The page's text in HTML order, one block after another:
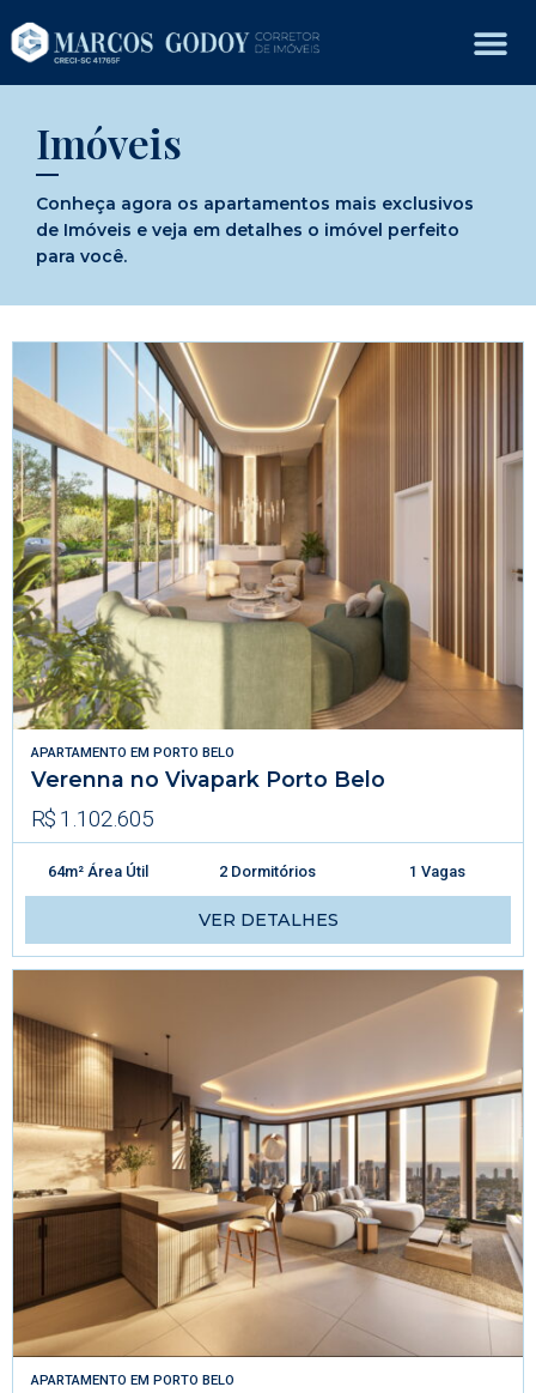
Imóveis
Conheça agora os apartamentos mais exclusivos
de Imóveis e veja em detalhes o imóvel perfeito
para você.
APARTAMENTO EM PORTO BELO
Verenna no Vivapark Porto Belo
R$ 1.102.605
64m² Área Útil 2 Dormitórios 1 Vagas
VER DETALHES
APARTAMENTO EM PORTO BELO